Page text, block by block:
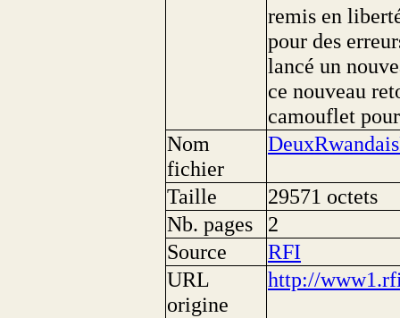
remis en
pour des
lancé un
ce nouveau
camouflet
Nom
fichier
Taille
29571 octets
Nb. pages
2
Source
RFI
URL
origine
http://